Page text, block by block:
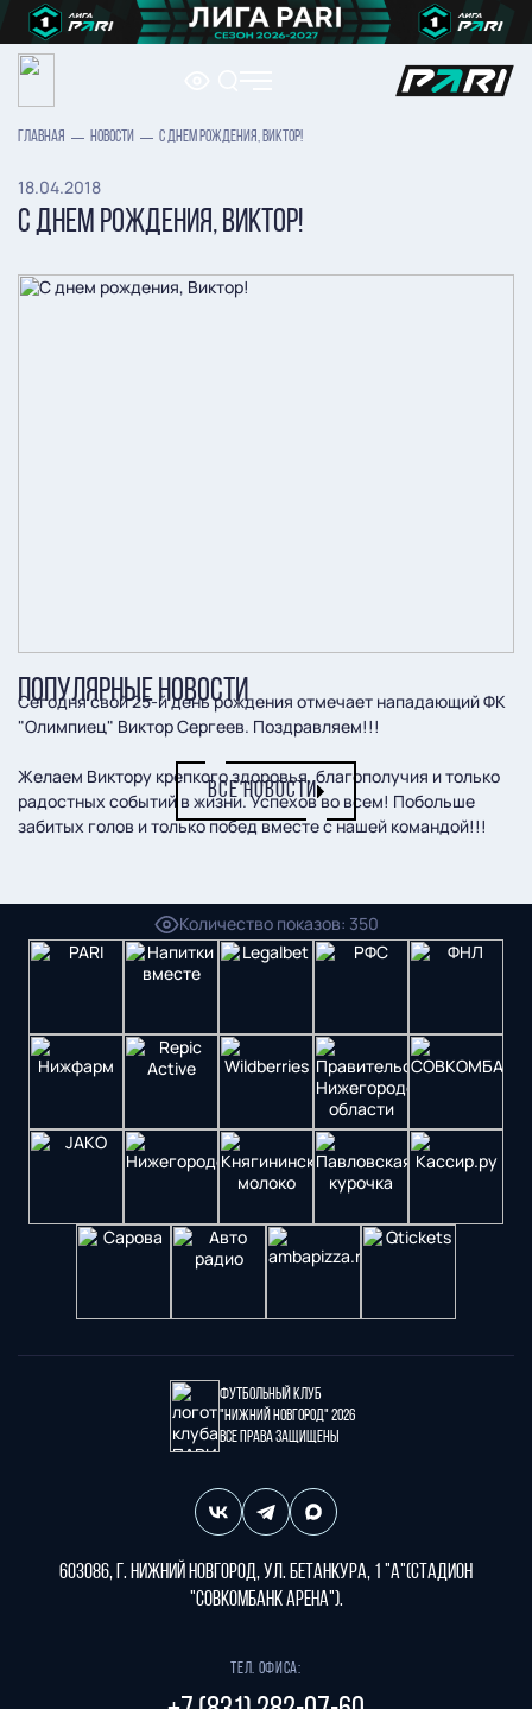
ГЛАВНАЯ НОВОСТИ С ДНЕМ РОЖДЕНИЯ, ВИКТОР!
18.04.2018
С ДНЕМ РОЖДЕНИЯ, ВИКТОР!
Сегодня свой 25-й день рождения отмечает нападающий ФК
"Олимпиец" Виктор Сергеев. Поздравляем!!!
Желаем Виктору крепкого здоровья, благополучия и только
радостных событий в жизни. Успехов во всем! Побольше
забитых голов и только побед вместе с нашей командой!!!
Количество показов: 350
ПОПУЛЯРНЫЕ НОВОСТИ
ВСЕ НОВОСТИ
Футбольный клуб
"Нижний Новгород" 2026
Все права защищены
603086, г. Нижний Новгород, ул. Бетанкура, 1 "А"(стадион
"СОВКОМБАНК АРЕНА").
Тел. офиса: